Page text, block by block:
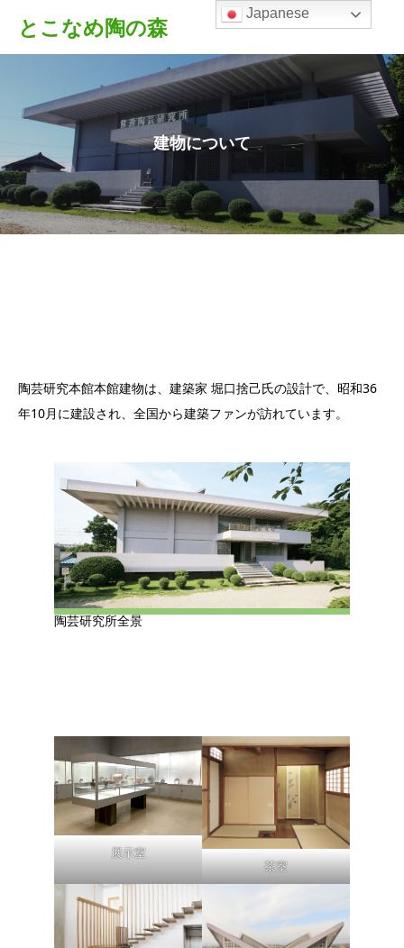
とこなめ陶の森
建物について
陶芸研究本館本館建物は、建築家 堀口捨己氏の設計で、昭和36
年10月に建設され、全国から建築ファンが訪れています。
陶芸研究所全景
展示室
茶室
Japanese